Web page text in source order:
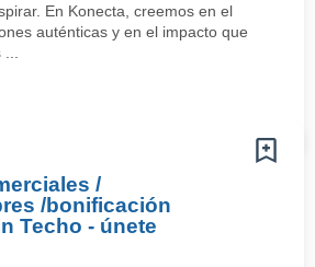
En Konecta, creemos en el
auténticas y en el impacto que
/
/bonificación
Techo - únete